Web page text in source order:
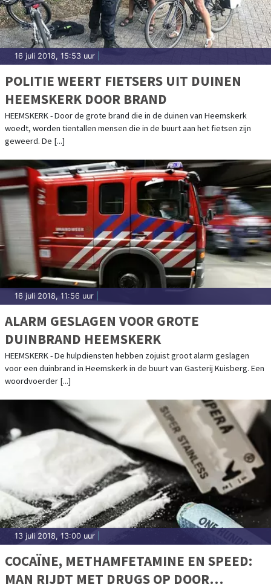
16 juli 2018, 15:53 uur
POLITIE WEERT FIETSERS UIT DUINEN
HEEMSKERK DOOR BRAND
HEEMSKERK - Door de grote brand die in de duinen van Heemskerk
woedt, worden tientallen mensen die in de buurt aan het fietsen zijn
geweerd. De [...]
16 juli 2018, 11:56 uur
ALARM GESLAGEN VOOR GROTE
DUINBRAND HEEMSKERK
HEEMSKERK - De hulpdiensten hebben zojuist groot alarm geslagen
voor een duinbrand in Heemskerk in de buurt van Gasterij Kuisberg. Een
woordvoerder [...]
13 juli 2018, 13:00 uur
COCAÏNE, METHAMFETAMINE EN SPEED:
MAN RIJDT MET DRUGS OP DOOR